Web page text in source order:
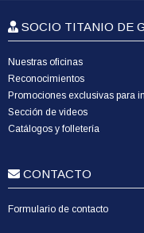
SOCIO TITANIO DE
Nuestras oficinas
Reconocimientos
Promociones exclusivas para
Sección de videos
Catálogos y folletería
CONTACTO
Formulario de contacto